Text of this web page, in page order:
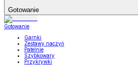
Gotowanie
Gotowanie
Garnki
Zestawy naczyń
Patelnie
Szybkowary
Przykrywki